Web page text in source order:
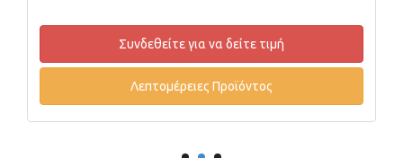
Συνδεθείτε για να δείτε τιμή
Λεπτομέρειες Προϊόντος